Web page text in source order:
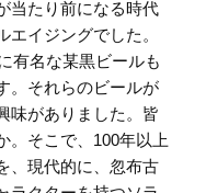
当たり前になる時代
イジングでした。
有名な某黒ビールも
。それらのビールが
味がありました。皆
。そこで、100年以上
、現代的に、忽布古